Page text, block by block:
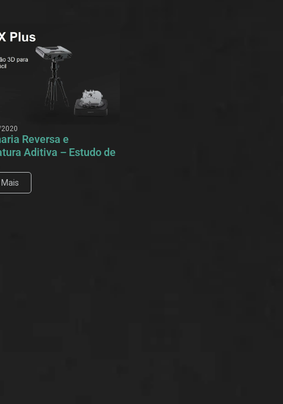
Reversa e
Aditiva – Estudo de